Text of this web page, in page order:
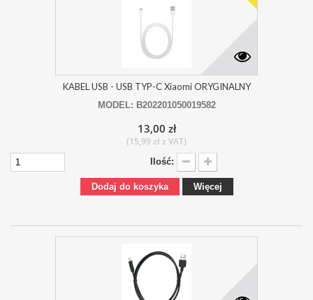
KABEL USB - USB TYP-C Xiaomi ORYGINALNY
MODEL: B202201050019582
13,00 zł
(15,99 zł z VAT)
Ilość:
Dodaj do koszyka Więcej